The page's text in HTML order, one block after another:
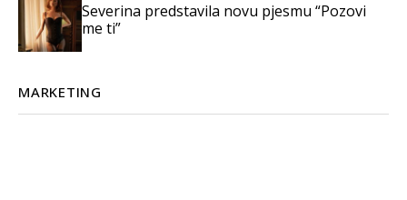
Severina predstavila novu pjesmu “Pozovi
me ti”
MARKETING